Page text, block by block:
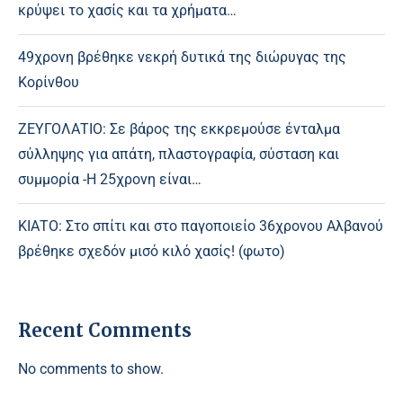
κρύψει το χασίς και τα χρήματα…
49χρονη βρέθηκε νεκρή δυτικά της διώρυγας της
Κορίνθου
ΖΕΥΓΟΛΑΤΙΟ: Σε βάρος της εκκρεμούσε ένταλμα
σύλληψης για απάτη, πλαστογραφία, σύσταση και
συμμορία -Η 25χρονη είναι…
ΚΙΑΤΟ: Στο σπίτι και στο παγοποιείο 36χρονου Αλβανού
βρέθηκε σχεδόν μισό κιλό χασίς! (φωτο)
Recent Comments
No comments to show.